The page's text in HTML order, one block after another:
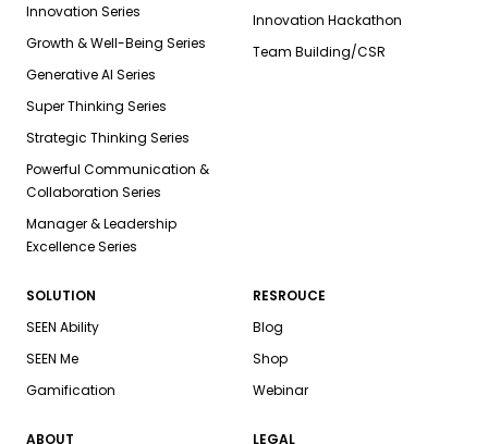
Innovation Series
Growth & Well-Being Series
Generative AI Series
Super Thinking Series
Strategic Thinking Series
Powerful Communication &
Collaboration Series
Manager & Leadership
Excellence Series
Innovation Hackathon
Team Building/CSR
SOLUTION
SEEN Ability
SEEN Me
Gamification
RESROUCE
Blog
Shop
Webinar
ABOUT LEGAL